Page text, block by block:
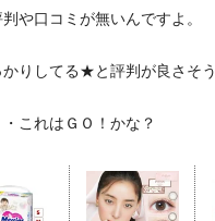
や口コミが無いんですよ。
りしてる★と評判が良さそう
これはＧＯ！かな？